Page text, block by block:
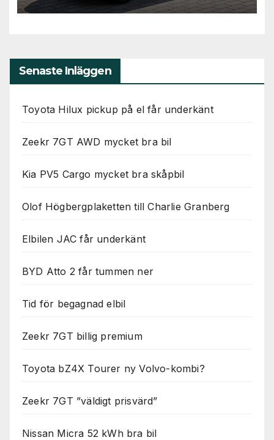
Senaste Inläggen
Toyota Hilux pickup på el får underkänt
Zeekr 7GT AWD mycket bra bil
Kia PV5 Cargo mycket bra skåpbil
Olof Högbergplaketten till Charlie Granberg
Elbilen JAC får underkänt
BYD Atto 2 får tummen ner
Tid för begagnad elbil
Zeekr 7GT billig premium
Toyota bZ4X Tourer ny Volvo-kombi?
Zeekr 7GT ”väldigt prisvärd”
Nissan Micra 52 kWh bra bil